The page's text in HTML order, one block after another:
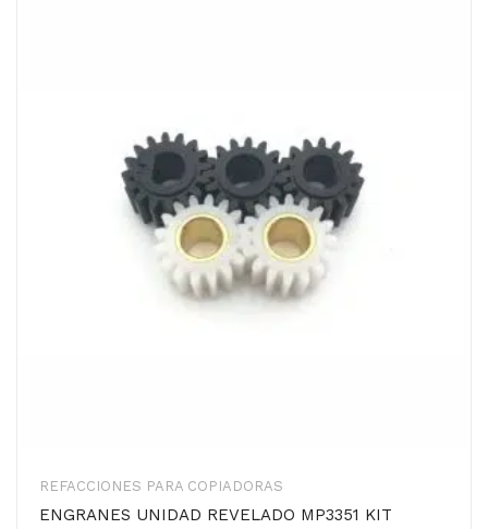
REFACCIONES PARA COPIADORAS
ENGRANES UNIDAD REVELADO MP3351 KIT